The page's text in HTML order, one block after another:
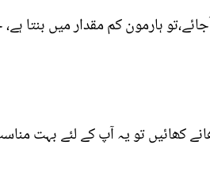
ہارمون کم مقدار میں بنتا
کھائیں تو یہ آپ کے لئے بہت